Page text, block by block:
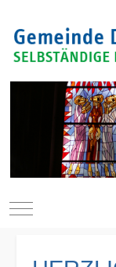
Mobile Menu Toggle